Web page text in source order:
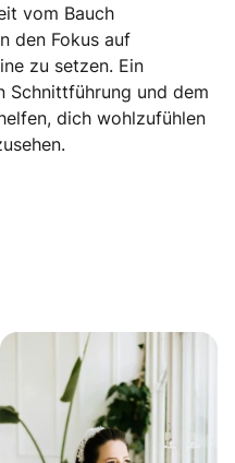
vom Bauch
den Fokus auf
zu setzen. Ein
Schnittführung und dem
dich wohlzufühlen